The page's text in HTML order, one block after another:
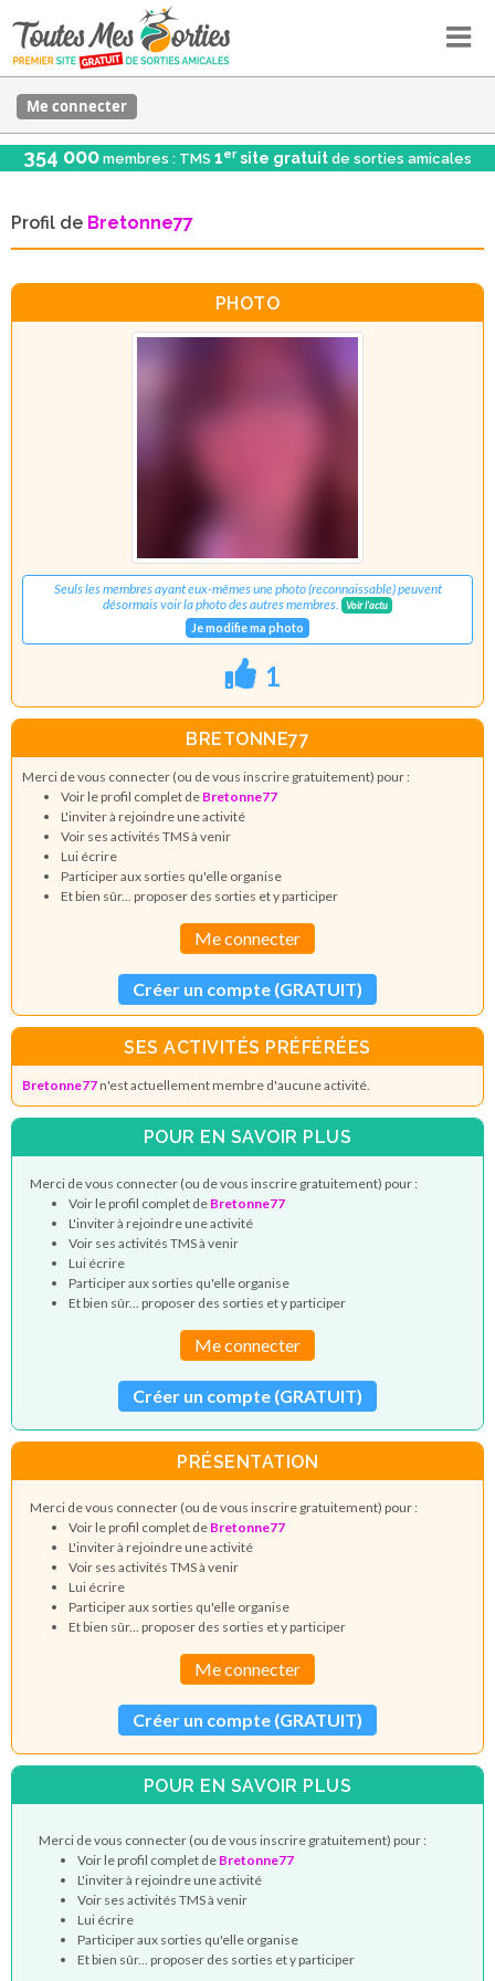
Me connecter
354 000 membres : TMS 1er site gratuit de sorties amicales
Profil de Bretonne77
PHOTO
Seuls les membres ayant eux-mêmes une photo (reconnaissable) peuvent
désormais voir la photo des autres membres.
Voir l'actu
Je modifie ma photo
1
BRETONNE77
Merci de vous connecter (ou de vous inscrire gratuitement) pour :
Voir le profil complet de Bretonne77
L'inviter à rejoindre une activité
Voir ses activités TMS à venir
Lui écrire
Participer aux sorties qu'elle organise
Et bien sûr... proposer des sorties et y participer
Me connecter
Créer un compte (GRATUIT)
SES ACTIVITÉS PRÉFÉRÉES
Bretonne77n'est actuellement membre d'aucune activité.
POUR EN SAVOIR PLUS
Merci de vous connecter (ou de vous inscrire gratuitement) pour :
Voir le profil complet de Bretonne77
L'inviter à rejoindre une activité
Voir ses activités TMS à venir
Lui écrire
Participer aux sorties qu'elle organise
Et bien sûr... proposer des sorties et y participer
Me connecter
Créer un compte (GRATUIT)
PRÉSENTATION
Merci de vous connecter (ou de vous inscrire gratuitement) pour :
Voir le profil complet de Bretonne77
L'inviter à rejoindre une activité
Voir ses activités TMS à venir
Lui écrire
Participer aux sorties qu'elle organise
Et bien sûr... proposer des sorties et y participer
Me connecter
Créer un compte (GRATUIT)
POUR EN SAVOIR PLUS
Merci de vous connecter (ou de vous inscrire gratuitement) pour :
Voir le profil complet de Bretonne77
L'inviter à rejoindre une activité
Voir ses activités TMS à venir
Lui écrire
Participer aux sorties qu'elle organise
Et bien sûr... proposer des sorties et y participer